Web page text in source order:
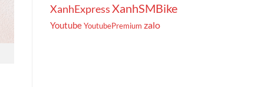
XanhExpressXanhSMBike
Youtube YoutubePremium zalo